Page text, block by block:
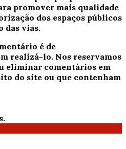
promover mais qualidade
dos espaços públicos
das vias.
é de
realizá-lo. Nos reservamos
eliminar comentários em
do site ou que contenham